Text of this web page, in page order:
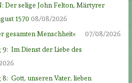
Der selige John Felton, Märtyrer
1570 08/08/2026
gesamten Menschheit«
07/08/2026
Im Dienst der Liebe des
Gott, unseren Vater, lieben